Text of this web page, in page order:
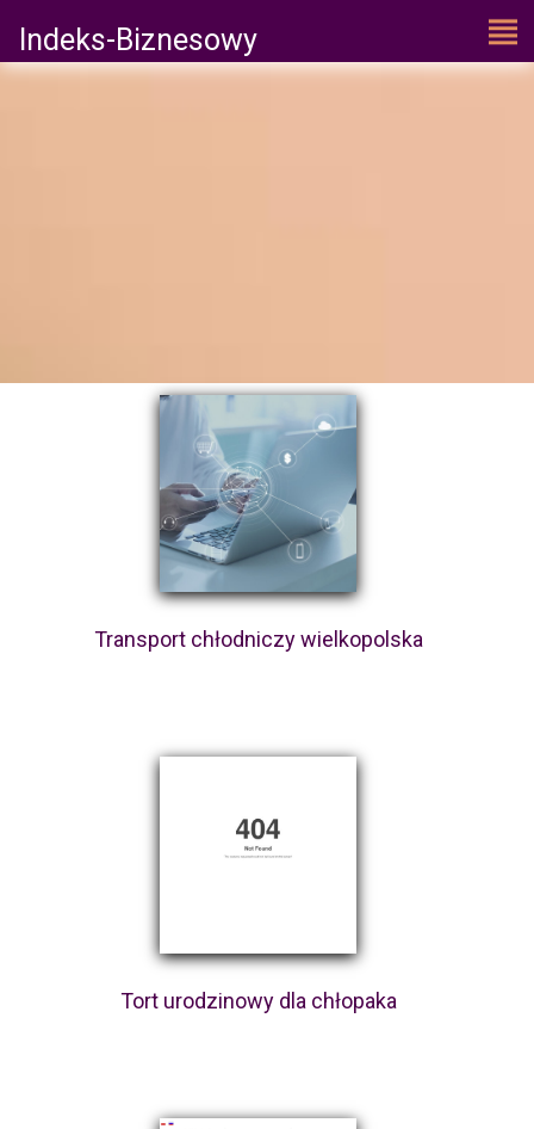
Indeks-Biznesowy
Transport chłodniczy wielkopolska
Tort urodzinowy dla chłopaka